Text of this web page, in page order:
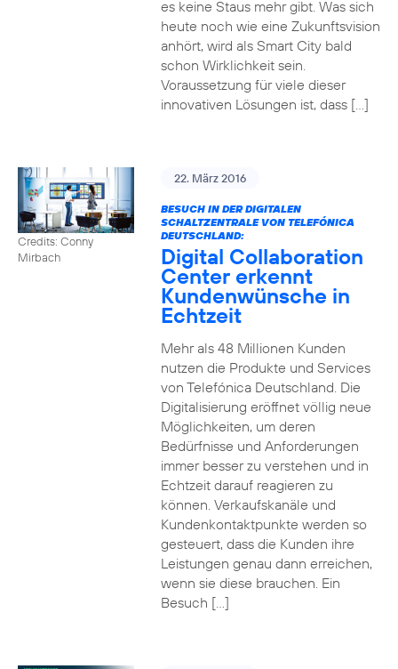
es keine Staus mehr gibt. Was sich
heute noch wie eine Zukunftsvision
anhört, wird als Smart City bald
schon Wirklichkeit sein.
Voraussetzung für viele dieser
innovativen Lösungen ist, dass […]
Credits: Conny
Mirbach
22. März 2016
BESUCH IN DER DIGITALEN
SCHALTZENTRALE VON TELEFÓNICA
DEUTSCHLAND:
Digital Collaboration
Center erkennt
Kundenwünsche in
Echtzeit
Mehr als 48 Millionen Kunden
nutzen die Produkte und Services
von Telefónica Deutschland. Die
Digitalisierung eröffnet völlig neue
Möglichkeiten, um deren
Bedürfnisse und Anforderungen
immer besser zu verstehen und in
Echtzeit darauf reagieren zu
können. Verkaufskanäle und
Kundenkontaktpunkte werden so
gesteuert, dass die Kunden ihre
Leistungen genau dann erreichen,
wenn sie diese brauchen. Ein
Besuch […]